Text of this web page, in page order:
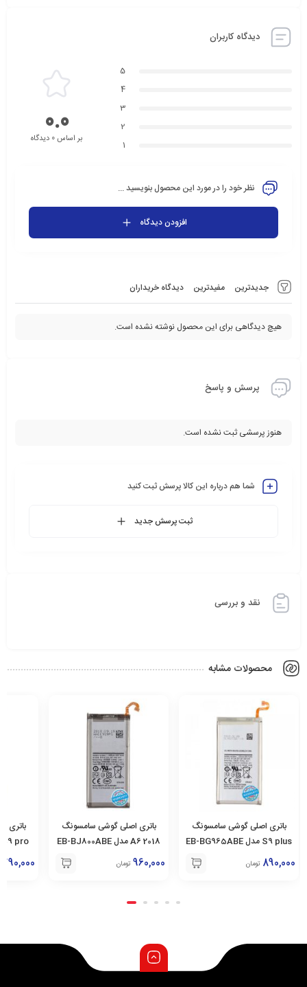
دیدگاه کاربران
جدیدترین مفیدترین دیدگاه خریداران
هیچ دیدگاهی برای این محصول نوشته نشده است.
5
4
3
2
1
0.0بر اساس 0 دیدگاه
نظر خود را در مورد این محصول بنویسید ...
افزودن دیدگاه
پرسش و پاسخ
هنوز پرسشی ثبت نشده است.
شما هم درباره این کالا پرسش ثبت کنید
ثبت پرسش جدید
نقد و بررسی
محصولات مشابه
باتری اصلی گوشی سامسونگ
S9 plus مدل EB-BG965ABE
890,000 تومان
باتری اصلی گوشی سامسونگ
2018 A6 مدل EB-BJ800ABE
960,000 تومان
باتری
C9 pro مدل EB-BC900ABE
790,000